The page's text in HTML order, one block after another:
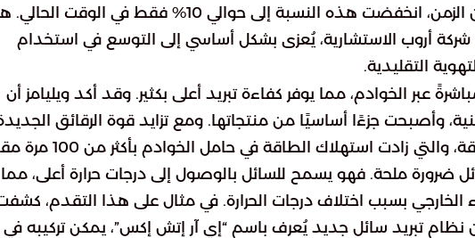
استهلاك الخوادم نفسها قبل عقدين من الزمن، انخفضت هذه النسبة إلى حوالي 10% فقط في الوقت
شركة أروب الاستشارية، يُعزى بشكل أساسي إلى التوسع في استخدام
التقليدية.
عبر الخوادم، مما يوفر كفاءة تبريد أعلى بكثير. وقد أكد ويليامز أن
وأصبحت جزءًا أساسيًا من منتجاتها. ومع تزايد قوة الرقائق
مثل تلك التي تنتجها شركة إنفيديا العملاقة، والتي زادت استهلاك الطاقة
السائل ضرورة ملحة. فهو يسمح للسائل بالوصول إلى درجات حرارة أعلى، مما
الخارجي بسبب اختلاف درجات الحرارة. في مثال على هذا التقدم،
نظام تبريد سائل جديد يُعرف باسم “إي آر إتش إكس”، يمكن تركيبه في